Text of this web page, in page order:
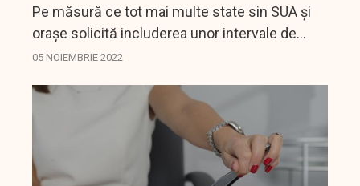
Pe măsură ce tot mai multe state sin SUA și
orașe solicită includerea unor intervale de
salarizare în anunțurile de angajare, crește
acestea să...
05 NOIEMBRIE 2022